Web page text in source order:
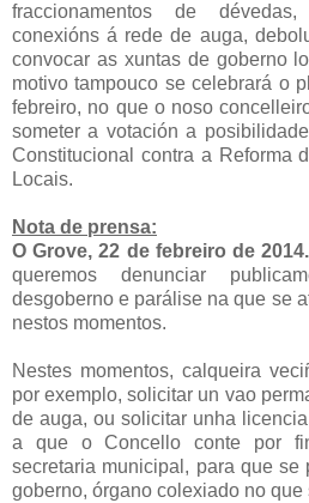
fraccionamentos de
conexións á rede de auga,
convocar as xuntas de goberno
motivo tampouco se celebrará o
febreiro, no que o noso
someter a votación a
Constitucional contra a Reforma
Locais.
Nota de prensa:
O Grove, 22 de febreiro de
queremos denunciar
desgoberno e parálise na que se
nestos momentos.
Nestes momentos, calqueira
por exemplo, solicitar un vao
de auga, ou solicitar unha
a que o Concello conte por
secretaria municipal, para que se
goberno, órgano colexiado no